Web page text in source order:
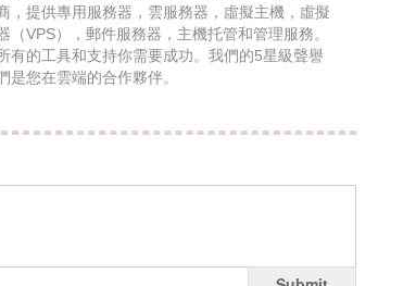
，提供專用服務器，雲服務器，虛擬主機，虛擬
（VPS），郵件服務器，主機托管和管理服務。
有的工具和支持你需要成功。我們的5星級聲譽
是您在雲端的合作夥伴。